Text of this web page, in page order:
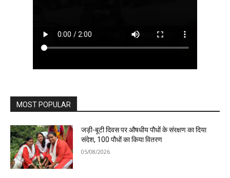
MOST POPULAR
जड़ी-बूटी दिवस पर औषधीय पौधों के संरक्षण का दिया
संदेश, 100 पौधों का किया वितरण
05/08/2026